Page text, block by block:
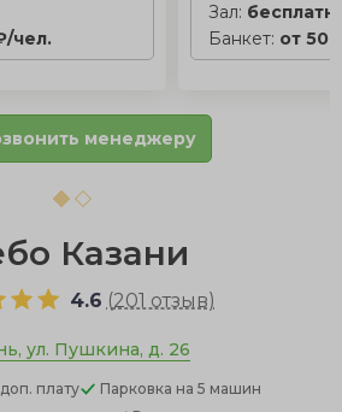
чел.
Зал:
Банкет: от
менеджеру
Казани
4.6 (201 отзыв)
ул. Пушкина, д. 26
плату Парковка на 5 машин